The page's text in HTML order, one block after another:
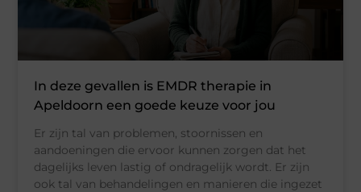
In deze gevallen is EMDR therapie in
Apeldoorn een goede keuze voor jou
Er zijn tal van problemen, stoornissen en
aandoeningen die ervoor kunnen zorgen dat het
dagelijks leven lastig of ondragelijk wordt. Er zijn
ook tal van behandelingen en manieren die ingezet